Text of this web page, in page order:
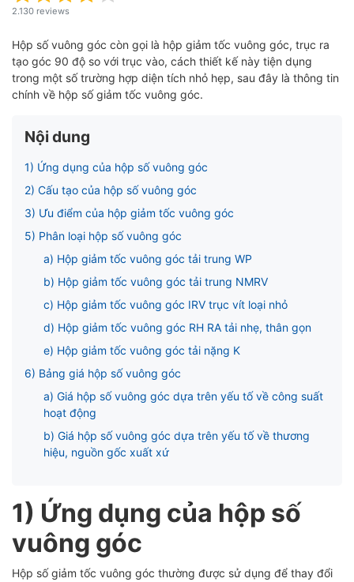
2.130 reviews
Hộp số vuông góc còn gọi là hộp giảm tốc vuông góc, trục ra
tạo góc 90 độ so với trục vào, cách thiết kế này tiện dụng
trong một số trường hợp diện tích nhỏ hẹp, sau đây là thông tin
chính về hộp số giảm tốc vuông góc.
Nội dung
1) Ứng dụng của hộp số vuông góc
2) Cấu tạo của hộp số vuông góc
3) Ưu điểm của hộp giảm tốc vuông góc
5) Phân loại hộp số vuông góc
a) Hộp giảm tốc vuông góc tải trung WP
b) Hộp giảm tốc vuông góc tải trung NMRV
c) Hộp giảm tốc vuông góc IRV trục vít loại nhỏ
d) Hộp giảm tốc vuông góc RH RA tải nhẹ, thân gọn
e) Hộp giảm tốc vuông góc tải nặng K
6) Bảng giá hộp số vuông góc
a) Giá hộp số vuông góc dựa trên yếu tố về công suất
hoạt động
b) Giá hộp số vuông góc dựa trên yếu tố về thương
hiệu, nguồn gốc xuất xứ
1) Ứng dụng của hộp số
vuông góc
Hộp số giảm tốc vuông góc thường được sử dụng để thay đổi